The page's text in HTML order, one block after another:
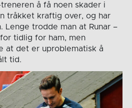
å få noen skader i
tråkket kraftig over, og har
Lenge trodde man at Runar –
tidlig for ham, men
at det er uproblematisk å
tid.